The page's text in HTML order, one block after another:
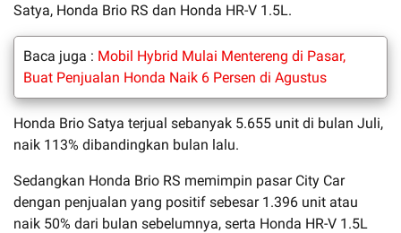
Satya, Honda Brio RS dan Honda HR-V 1.5L.
Baca juga : Mobil Hybrid Mulai Mentereng di Pasar,
Buat Penjualan Honda Naik 6 Persen di Agustus
Honda Brio Satya terjual sebanyak 5.655 unit di bulan Juli,
naik 113% dibandingkan bulan lalu.
Sedangkan Honda Brio RS memimpin pasar City Car
dengan penjualan yang positif sebesar 1.396 unit atau
naik 50% dari bulan sebelumnya, serta Honda HR-V 1.5L